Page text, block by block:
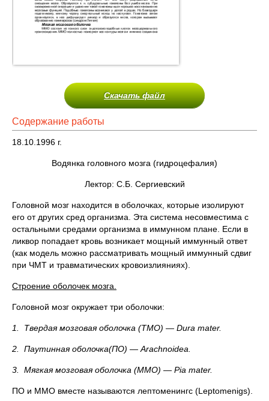
Скачать файл
Содержание работы
18.10.1996 г.
Водянка головного мозга (гидроцефалия)
Лектор: С.Б. Сергиевский
Головной мозг находится в оболочках, которые изолируют
его от других сред организма. Эта система несовместима с
остальными средами организма в иммунном плане. Если в
ликвор попадает кровь возникает мощный иммунный ответ
(как модель можно рассматривать мощный иммунный сдвиг
при ЧМТ и травматических кровоизлияниях).
Строение оболочек мозга.
Головной мозг окружает три оболочки:
1. Твердая мозговая оболочка (ТМО) — Dura mater.
2. Паутинная оболочка(ПО) — Arachnoidea.
3. Мягкая мозговая оболочка (ММО) — Pia mater.
ПО и ММО вместе называются лептоменингс (Leptomenigs).